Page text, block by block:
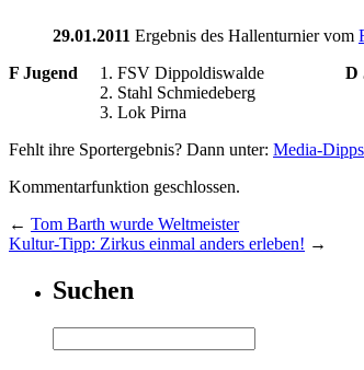
29.01.2011 Ergebnis des Hallenturnier vom
F Jugend
1. FSV Dippoldiswalde
2. Stahl Schmiedeberg
3. Lok Pirna
D
Fehlt ihre Sportergebnis? Dann unter: Media-
Kommentarfunktion geschlossen.
← Tom Barth wurde Weltmeister
Kultur-Tipp: Zirkus einmal anders erleben! →
Suchen